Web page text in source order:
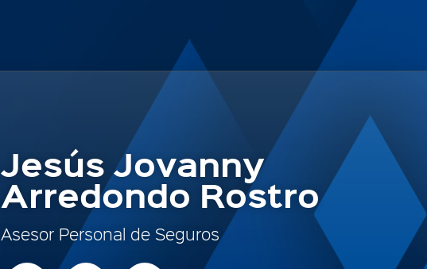
Jesús Jovanny
Arredondo Rostro
Asesor Personal de Seguros